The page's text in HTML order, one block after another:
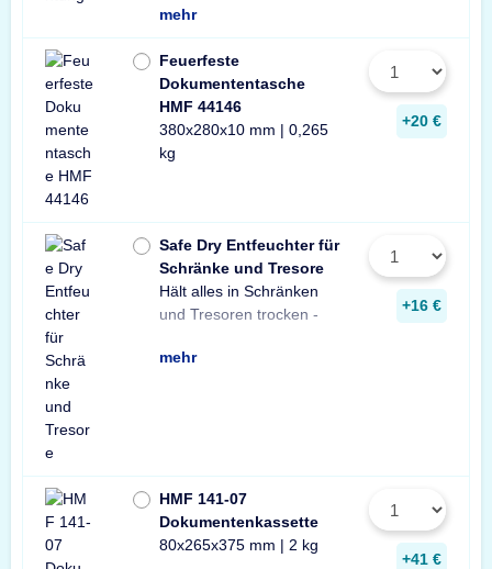
mehr
Feuerfeste
Dokumententasche
HMF 44146
380x280x10 mm | 0,265
kg
+20 €
Safe Dry Entfeuchter für
Schränke und Tresore
Hält alles in Schränken
und Tresoren trocken -
Praktischer Entfeuchter
aus Naturgranulat für
Tresore und Schränke
gegen Rost, Schimmel
mehr
+16 €
HMF 141-07
Dokumentenkassette
80x265x375 mm | 2 kg
+41 €